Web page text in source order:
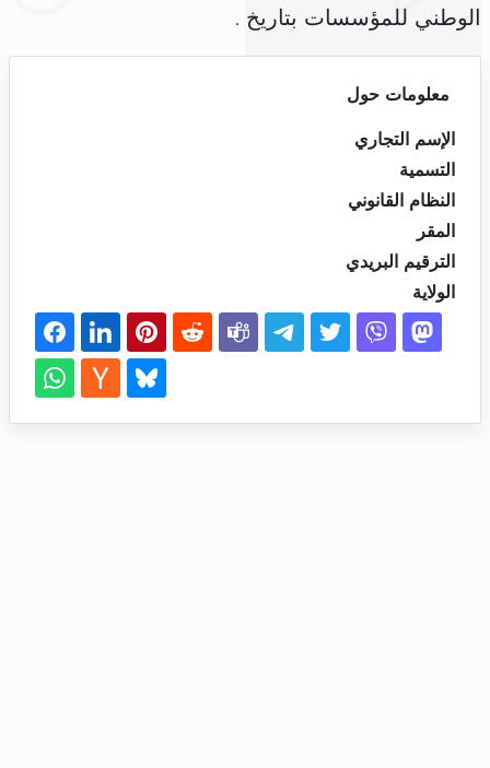
الوطني للمؤسسات بتاريخ .
معلومات حول
الإسم التجاري
التسمية
النظام القانوني
المقر
الترقيم البريدي
الولاية